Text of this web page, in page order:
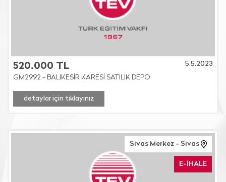
520.000 TL
5.5.2023
GM2992 - BALIKESİR KARESİ SATILIK DEPO
detaylar için tıklayınız
Sivas Merkez - Sivas
E-İHALE